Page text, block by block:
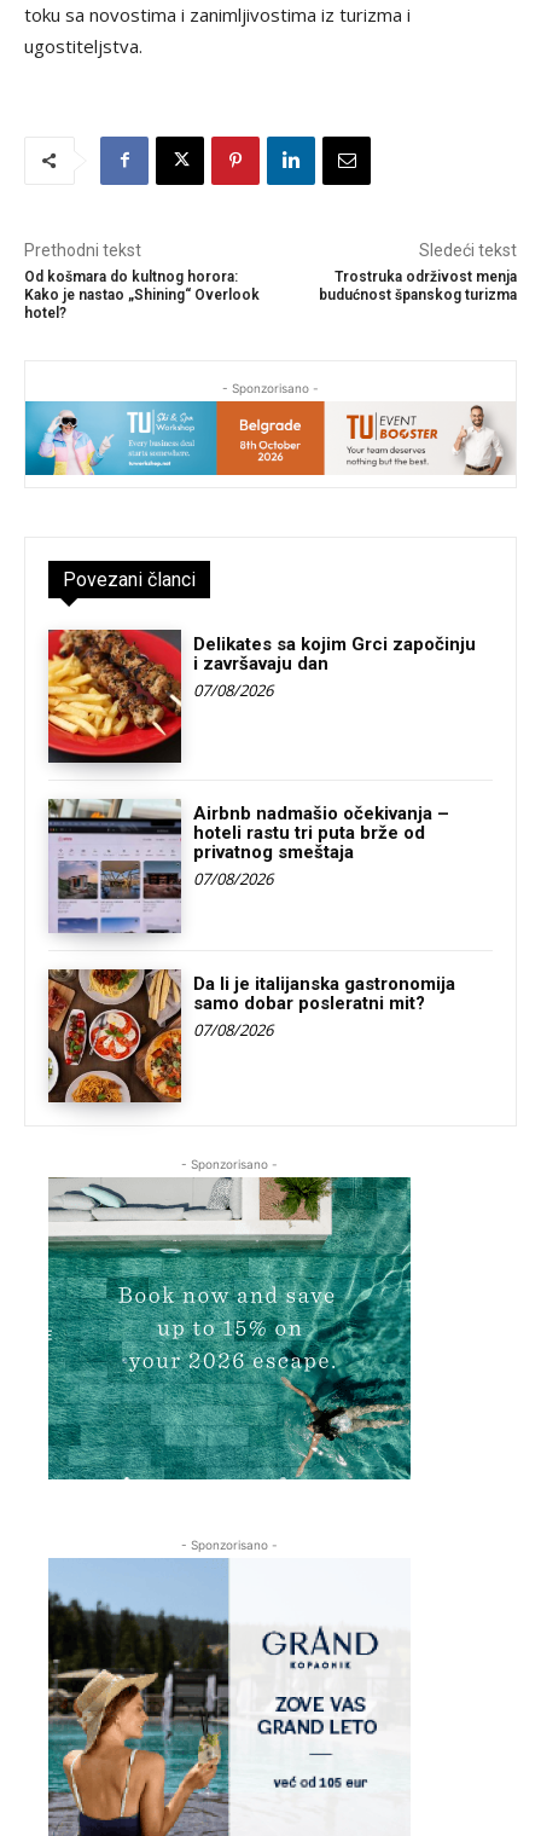
toku sa novostima i zanimljivostima iz turizma i
ugostiteljstva.
Prethodni tekst
Od košmara do kultnog horora:
Kako je nastao „Shining“ Overlook
hotel?
Sledeći tekst
Trostruka održivost menja
budućnost španskog turizma
- Sponzorisano -
Povezani članci
Delikates sa kojim Grci započinju
i završavaju dan
07/08/2026
Airbnb nadmašio očekivanja –
hoteli rastu tri puta brže od
privatnog smeštaja
07/08/2026
Da li je italijanska gastronomija
samo dobar posleratni mit?
07/08/2026
- Sponzorisano -
- Sponzorisano -